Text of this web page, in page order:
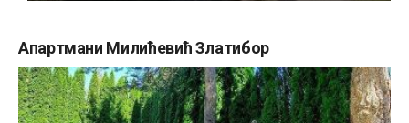
Апартмани Милићевић Златибор